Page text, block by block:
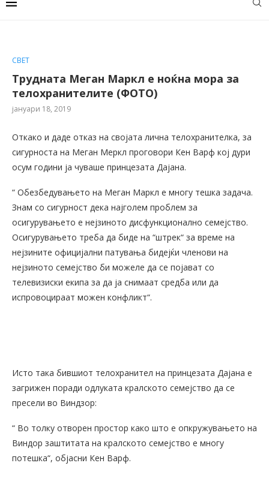
СВЕТ
Трудната Меган Маркл е ноќна мора за
телохранителите (ФОТО)
јануари 18, 2019
Откако и даде отказ на својата лична телохранителка, за
сигурноста на Меган Меркл проговори Кен Варф кој дури
осум години ја чуваше принцезата Дајана.
“ Обезбедувањето на Меган Маркл е многу тешка задача.
Знам со сигурност дека најголем проблем за
осигурувањето е нејзиното дисфункционално семејство.
Осигурувањето треба да биде на “штрек“ за време на
нејзините официјални патувања бидејќи членови на
нејзиното семејство би можеле да се појават со
телевизиски екипа за да ја снимаат средба или да
испровоцираат можен конфликт“.
Исто така бившиот телохранител на принцезата Дајана е
загрижен поради одлуката кралското семејство да се
пресели во Виндзор:
“ Во толку отворен простор како што е опкружувањето на
Виндор заштитата на кралското семејство е многу
потешка“, објасни Кен Варф.